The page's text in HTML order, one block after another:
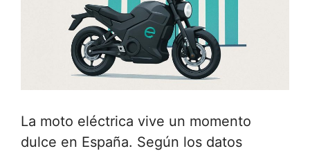
La moto eléctrica vive un momento
dulce en España. Según los datos